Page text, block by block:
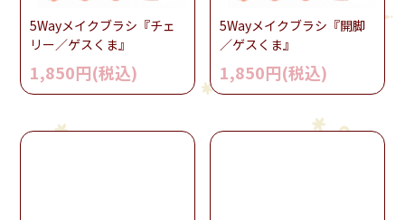
5Wayメイクブラシ『チェ
リー／ゲスくま』
1,850円(税込)
5Wayメイクブラシ『開脚
／ゲスくま』
1,850円(税込)